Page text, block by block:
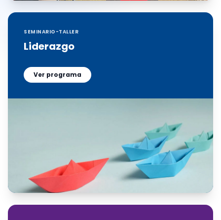
SEMINARIO-TALLER
Liderazgo
Ver programa